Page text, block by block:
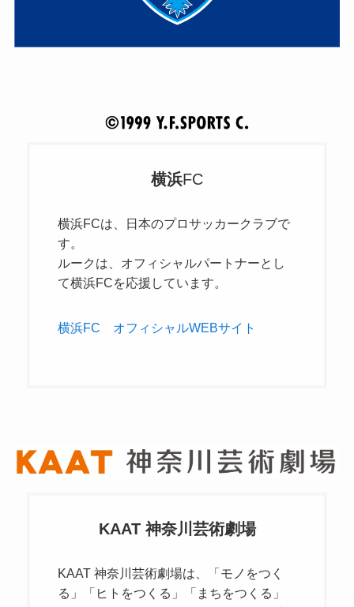
横浜FC
横浜FCは、日本のプロサッカークラブで
す。
ルークは、オフィシャルパートナーとし
て横浜FCを応援しています。
横浜FC　オフィシャルWEBサイト
KAAT 神奈川芸術劇場
KAAT 神奈川芸術劇場は、「モノをつく
る」「ヒトをつくる」「まちをつくる」